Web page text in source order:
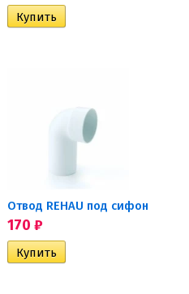
Отвод REHAU под сифон
170 ₽